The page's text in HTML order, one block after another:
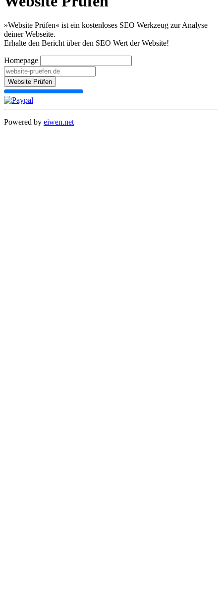
»Website Prüfen« ist ein kostenloses SEO Werkzeug zur Analyse
deiner Webseite.
Erhalte den Bericht über den SEO Wert der Website!
Homepage
Website Prüfen
Powered by eiwen.net